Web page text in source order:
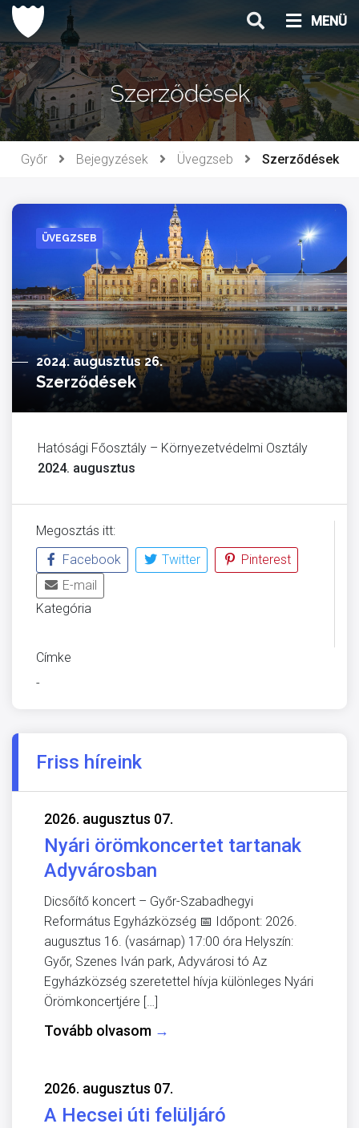
Ugrás
tartalomhoz
MENÜ
Szerződések
Győr Bejegyzések Üvegzseb Szerződések
ÜVEGZSEB
2024. augusztus 26.
Szerződések
Hatósági Főosztály – Környezetvédelmi Osztály
2024. augusztus
Megosztás itt:
Facebook
Twitter
Pinterest
E-mail
Kategória
Címke
-
Friss híreink
2026. augusztus 07.
Nyári örömkoncertet tartanak
Adyvárosban
Dicsőítő koncert – Győr-Szabadhegyi
Református Egyházközség 📅 Időpont: 2026.
augusztus 16. (vasárnap) 17:00 óra Helyszín:
Győr, Szenes Iván park, Adyvárosi tó Az
Egyházközség szeretettel hívja különleges Nyári
Örömkoncertjére […]
Tovább olvasom →
2026. augusztus 07.
A Hecsei úti felüljáró